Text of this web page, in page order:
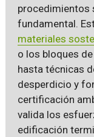
procedimientos
fundamental.
materiales
o los bloques
hasta técnicas
desperdicio y
certificación
valida los
edificación